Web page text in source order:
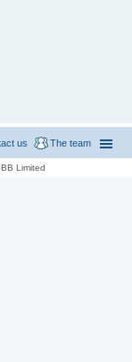
The team
us
Limited